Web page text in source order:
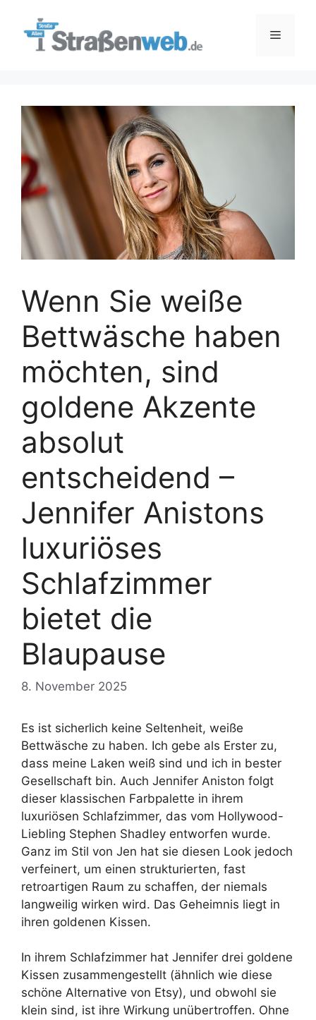
Menü
Wenn Sie weiße
Bettwäsche haben
möchten, sind
goldene Akzente
absolut
entscheidend –
Jennifer Anistons
luxuriöses
Schlafzimmer
bietet die
Blaupause
8. November 2025
Es ist sicherlich keine Seltenheit, weiße
Bettwäsche zu haben. Ich gebe als Erster zu,
dass meine Laken weiß sind und ich in bester
Gesellschaft bin. Auch Jennifer Aniston folgt
dieser klassischen Farbpalette in ihrem
luxuriösen Schlafzimmer, das vom Hollywood-
Liebling Stephen Shadley entworfen wurde.
Ganz im Stil von Jen hat sie diesen Look jedoch
verfeinert, um einen strukturierten, fast
retroartigen Raum zu schaffen, der niemals
langweilig wirken wird. Das Geheimnis liegt in
ihren goldenen Kissen.
In ihrem Schlafzimmer hat Jennifer drei goldene
Kissen zusammengestellt (ähnlich wie diese
schöne Alternative von Etsy), und obwohl sie
klein sind, ist ihre Wirkung unübertroffen. Ohne